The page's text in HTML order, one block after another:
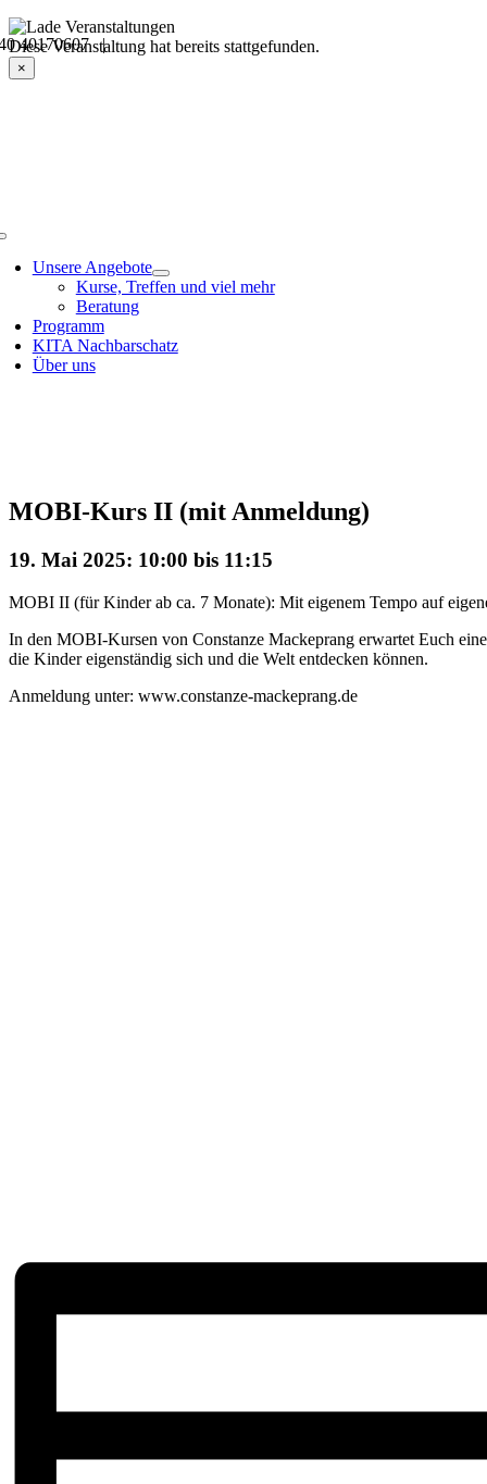
Skip
to
content
40170607 |
Unsere Angebote
Kurse, Treffen und viel mehr
Beratung
Programm
KITA Nachbarschatz
Über uns
Veranstaltungsdetails
Diese Veranstaltung hat bereits stattgefunden.
×
MOBI-Kurs II (mit Anmeldung)
19. Mai 2025: 10:00 bis 11:15
MOBI II (für Kinder ab ca. 7 Monate): Mit eigenem Tempo auf
In den MOBI-Kursen von Constanze Mackeprang erwartet Euch
die Kinder eigenständig sich und die Welt entdecken können.
Anmeldung unter: www.constanze-mackeprang.de